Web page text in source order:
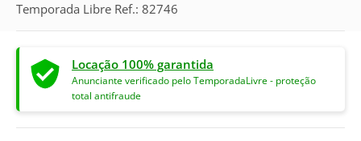
Temporada Libre Ref.: 82746
Locação 100% garantida
Anunciante verificado pelo TemporadaLivre - proteção
total antifraude